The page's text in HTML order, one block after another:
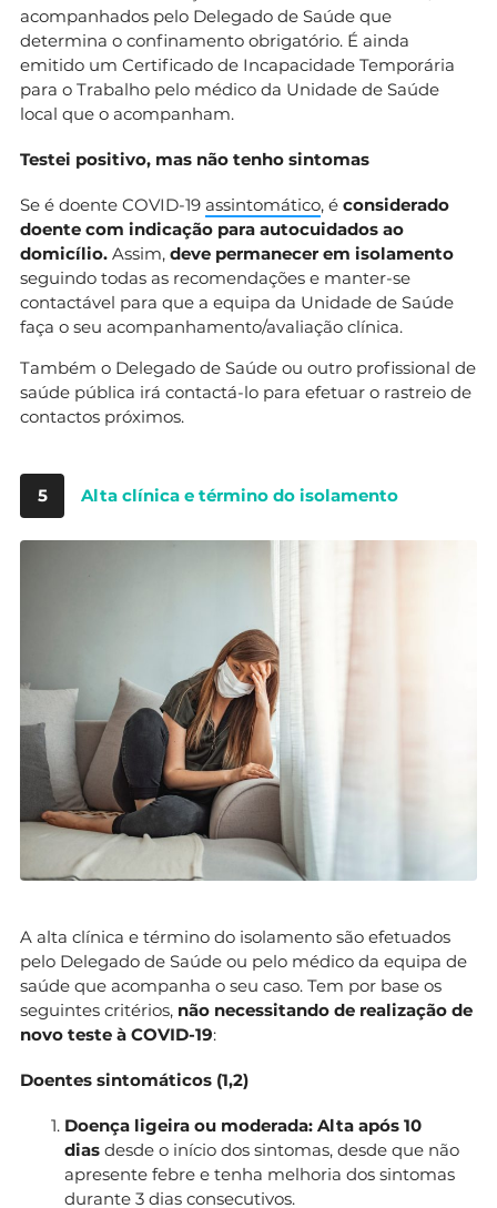
acompanhados pelo Delegado de Saúde que
determina o confinamento obrigatório. É ainda
emitido um Certificado de Incapacidade Temporária
para o Trabalho pelo médico da Unidade de Saúde
local que o acompanham.
Testei positivo, mas não tenho sintomas
Se é doente COVID-19 assintomático, é considerado
doente com indicação para autocuidados ao
domicílio. Assim, deve permanecer em isolamento
seguindo todas as recomendações e manter-se
contactável para que a equipa da Unidade de Saúde
faça o seu acompanhamento/avaliação clínica.
Também o Delegado de Saúde ou outro profissional de
saúde pública irá contactá-lo para efetuar o rastreio de
contactos próximos.
5 Alta clínica e término do isolamento
A alta clínica e término do isolamento são efetuados
pelo Delegado de Saúde ou pelo médico da equipa de
saúde que acompanha o seu caso. Tem por base os
seguintes critérios, não necessitando de realização de
novo teste à COVID-19:
Doentes sintomáticos (1,2)
Doença ligeira ou moderada: Alta após 10
dias desde o início dos sintomas, desde que não
apresente febre e tenha melhoria dos sintomas
durante 3 dias consecutivos.